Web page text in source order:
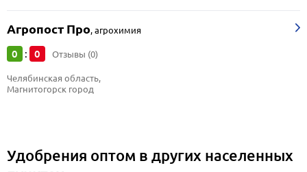
Агропост Про,агрохимия
0 : 0 Отзывы (0)
Челябинская область,
Магнитогорск город
Удобрения оптом в других населенных